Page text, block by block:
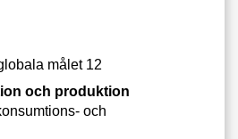
målet 12
och produktion
och